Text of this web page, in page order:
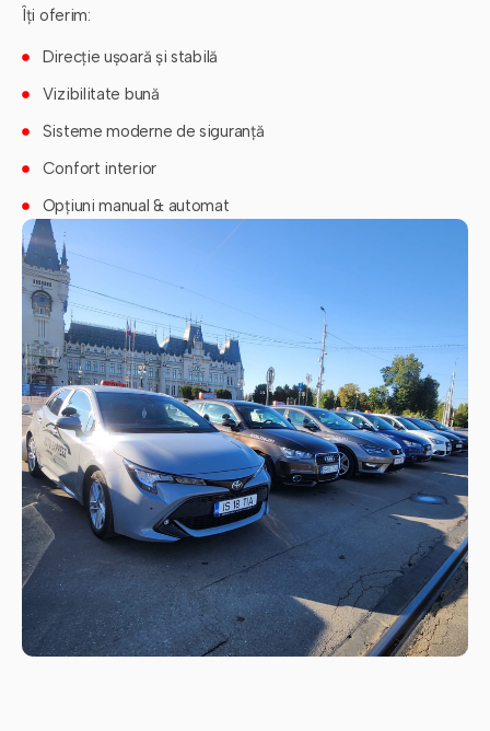
Îți oferim:
Direcție ușoară și stabilă
Vizibilitate bună
Sisteme moderne de siguranță
Confort interior
Opțiuni manual & automat